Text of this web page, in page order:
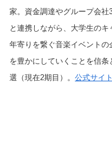
家。資金調達やグループ会
と連携しながら、大学生の
年寄りを繋ぐ音楽イベント
を豊かにしていくことを信
選（現在2期目）。 公式サイト